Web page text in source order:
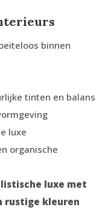
binnen
tinten en balans
luxe
organische
luxe met
rustige kleuren